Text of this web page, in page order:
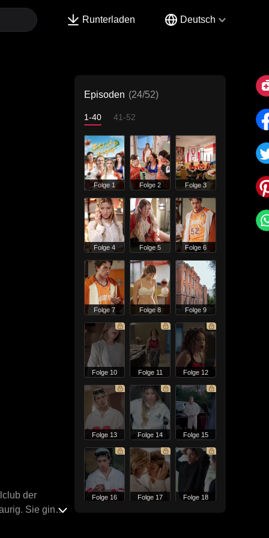
Runterladen Deutsch
der
Sie ging
Episoden (24/52)
1-40 41-52
Folge 1 Folge 2 Folge 3
Folge 4 Folge 5 Folge 6
Folge 7 Folge 8 Folge 9
Folge 10 Folge 11 Folge 12
Folge 13 Folge 14 Folge 15
Folge 16 Folge 17 Folge 18